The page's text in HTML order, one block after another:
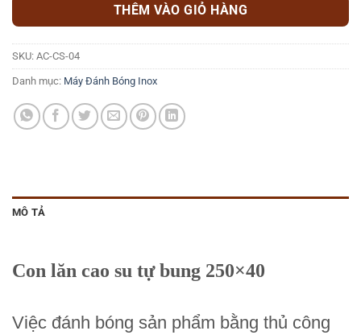
THÊM VÀO GIỎ HÀNG
SKU: AC-CS-04
Danh mục: Máy Đánh Bóng Inox
MÔ TẢ
Con lăn cao su tự bung 250×40
Việc đánh bóng sản phẩm bằng thủ công